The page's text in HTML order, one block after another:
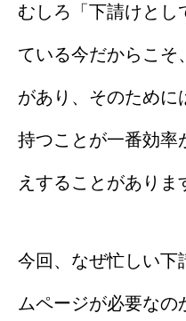
むしろ「下請けとし
ている今だからこそ
があり、そのために
持つことが一番効率
えすることがありま
今回、なぜ忙しい下
ムページが必要なの